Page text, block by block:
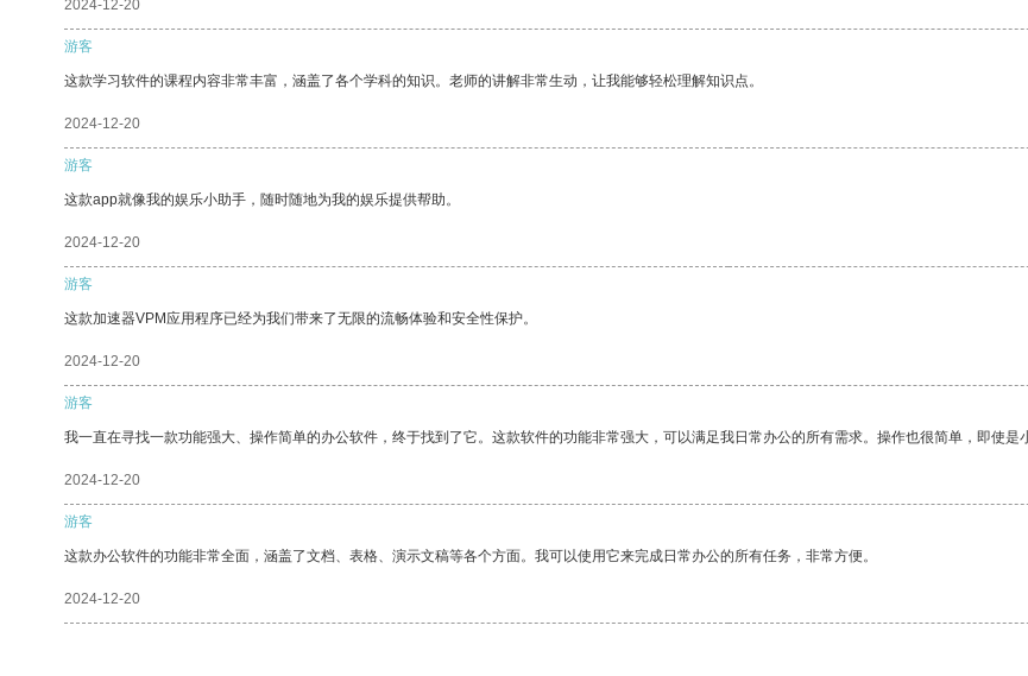
2024-12-20
游客
这款学习软件的课程内容非常丰富，涵盖了各个学科的知识。老师的讲解非常生动，让我能够轻松理解知识点。
2024-12-20
游客
这款app就像我的娱乐小助手，随时随地为我的娱乐提供帮助。
2024-12-20
游客
这款加速器VPM应用程序已经为我们带来了无限的流畅体验和安全性保护。
2024-12-20
游客
我一直在寻找一款功能强大、操作简单的办公软件，终于找到了它。这款软件的功能非常强大，可以满足我日常办公的所有需求。操作也很简单，即使是
2024-12-20
游客
这款办公软件的功能非常全面，涵盖了文档、表格、演示文稿等各个方面。我可以使用它来完成日常办公的所有任务，非常方便。
2024-12-20